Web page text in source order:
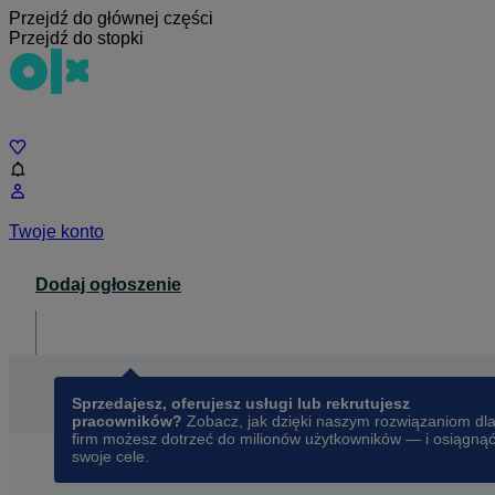
Przejdź do głównej części
Przejdź do stopki
Twoje konto
Dodaj ogłoszenie
Sprzedajesz, oferujesz usługi lub rekrutujesz
pracowników? Zobacz, jak dzięki naszym rozwiązaniom dla
firm możesz dotrzeć do milionów użytkowników — i osiągnąć
swoje cele.